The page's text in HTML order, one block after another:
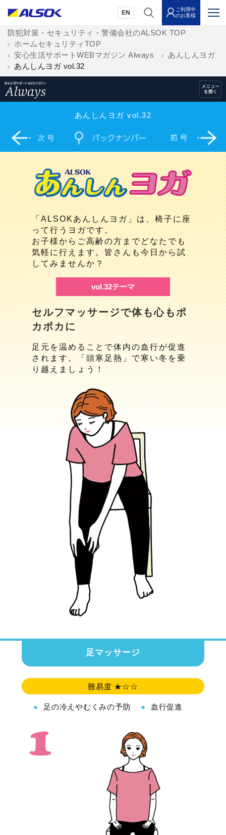
EN
ご利用中
のお客様
防犯対策・セキュリティ・警備会社のALSOK TOP
ホームセキュリティTOP
安心生活サポートWEBマガジン Always
あんしんヨガ
あんしんヨガ vol.32
あんしんヨガ vol.32
「ALSOKあんしんヨガ」は、椅子に座
って行うヨガです。
お子様からご高齢の方までどなたでも
気軽に行えます。皆さんも今日から試
してみませんか？
vol.32テーマ
セルフマッサージで体も心もポ
カポカに
足元を温めることで体内の血行が促進
されます。「頭寒足熱」で寒い冬を乗
り越えましょう！
足マッサージ
難易度 ★☆☆
足の冷えやむくみの予防 血行促進